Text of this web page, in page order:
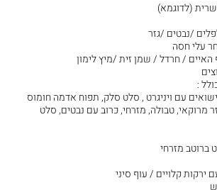
(לדוגמא)
/נבטים /גזר
עלי חסה
/ חרדל / שמן זית /מיץ לימון
:
עם ויניגרט , סלט סלק, תפוח אדמה חומוס
מרוקאי, טבולה, מזרחי, כרוב עם נבטים, סלט
ברוטב מזרחי
ירקות קלויים / עוף סיני